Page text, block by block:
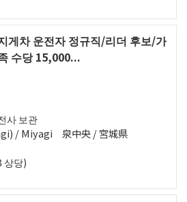
게차 운전자 정규직/리더 후보/가
수당 15,000...
사 보관
/ Miyagi 泉中央 / 宮城県
상당)